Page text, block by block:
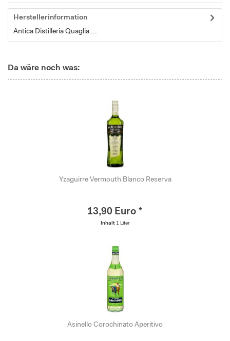
Herstellerinformation
Antica Distilleria Quaglia ...
Da wäre noch was:
Yzaguirre Vermouth Blanco Reserva
13,90 Euro *
Inhalt 1 Liter
Asinello Corochinato Aperitivo